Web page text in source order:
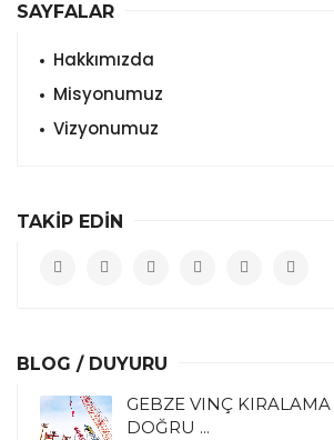
SAYFALAR
Hakkımızda
Misyonumuz
Vizyonumuz
TAKİP EDİN
BLOG / DUYURU
GEBZE VINÇ KIRALAMA
DOĞRU ...